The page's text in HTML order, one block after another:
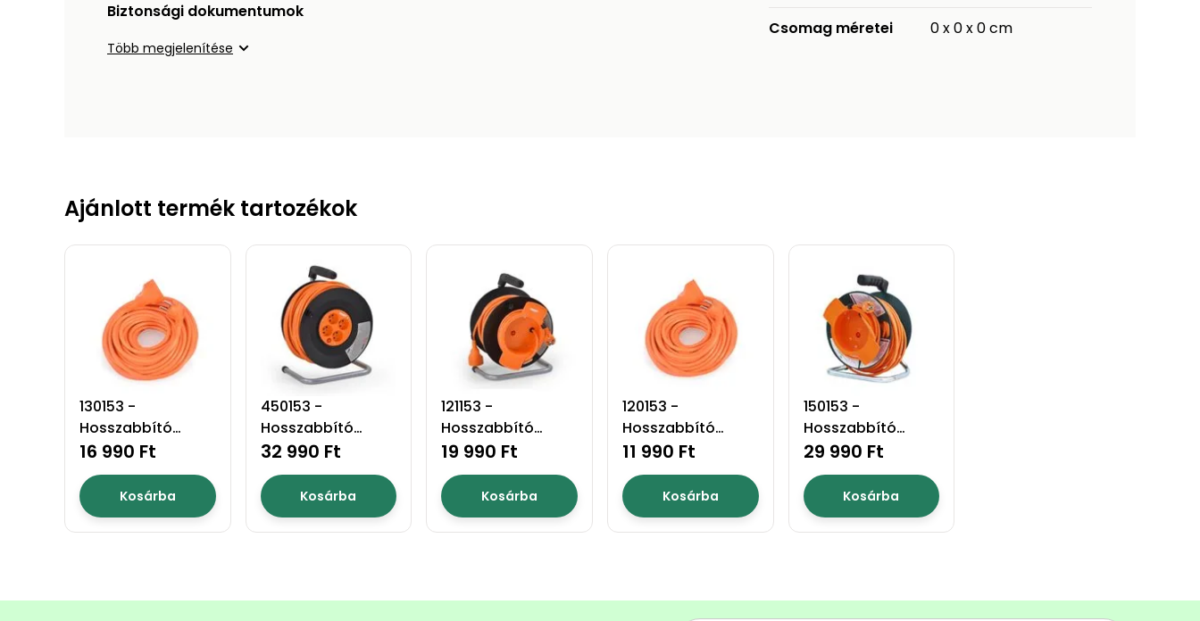
Biztonsági dokumentumok
Több megjelenítése
Csomag méretei 0 x 0 x 0 cm
Ajánlott termék tartozékok
130153 -
Hosszabbító
kábel - 30
méteres
16 990 Ft
Kosárba
450153 -
Hosszabbító
dobbal - 50
méteres
32 990 Ft
Kosárba
121153 -
Hosszabbító
dobbal - 20
méteres
19 990 Ft
Kosárba
120153 -
Hosszabbító
kábel - 20
méteres
11 990 Ft
Kosárba
150153 -
Hosszabbító
dobbal - 50
méteres
29 990 Ft
Kosárba